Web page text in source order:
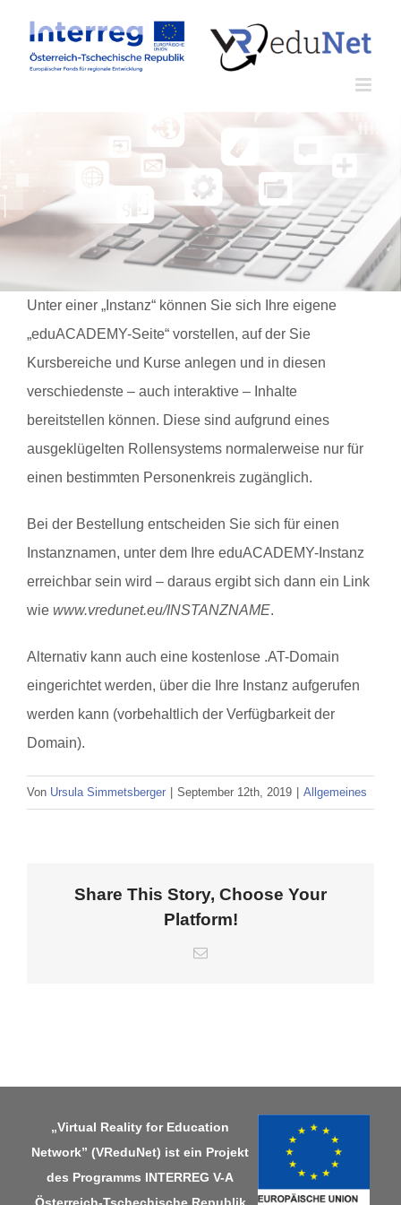
Inhalt
springen
Unter einer „Instanz“ können Sie sich Ihre eigene
„eduACADEMY-Seite“ vorstellen, auf der Sie
Kursbereiche und Kurse anlegen und in diesen
verschiedenste – auch interaktive – Inhalte
bereitstellen können. Diese sind aufgrund eines
ausgeklügelten Rollensystems normalerweise nur für
einen bestimmten Personenkreis zugänglich.
Bei der Bestellung entscheiden Sie sich für einen
Instanznamen, unter dem Ihre eduACADEMY-Instanz
erreichbar sein wird – daraus ergibt sich dann ein Link
wie www.vredunet.eu/INSTANZNAME.
Alternativ kann auch eine kostenlose .AT-Domain
eingerichtet werden, über die Ihre Instanz aufgerufen
werden kann (vorbehaltlich der Verfügbarkeit der
Domain).
Von Ursula Simmetsberger September 12th, 2019 Allgemeines
Share This Story, Choose Your
Platform!
E-
„Virtual Reality for Education
Network” (VReduNet) ist ein Projekt
des Programms INTERREG V-A